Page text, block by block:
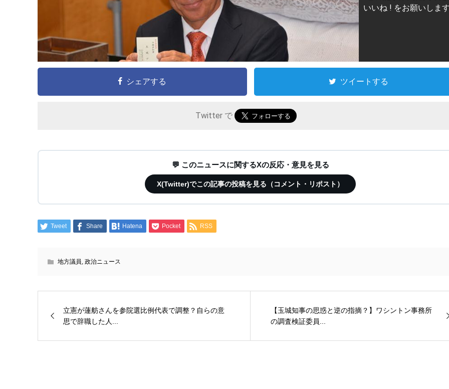
いいね ! をお願いしま
シェアする ツイートする
Twitter で
💬 このニュースに関するXの反応・意見を見る
X(Twitter)でこの記事の投稿を見る（コメント・リポスト）
Tweet Share Hatena Pocket RSS
地方議員 政治ニュース
立憲が蓮舫さんを参院選比例代表で調整？自らの意
思で辞職した人...
【玉城知事の思惑と逆の指摘？】ワシントン事務所
の調査検証委員...